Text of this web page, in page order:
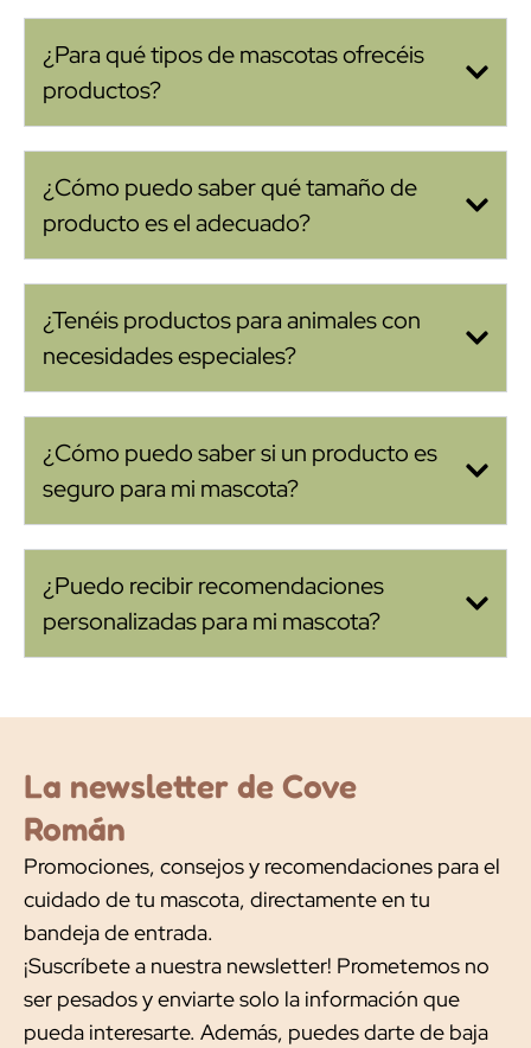
¿Para qué tipos de mascotas ofrecéis
productos?
¿Cómo puedo saber qué tamaño de
producto es el adecuado?
¿Tenéis productos para animales con
necesidades especiales?
¿Cómo puedo saber si un producto es
seguro para mi mascota?
¿Puedo recibir recomendaciones
personalizadas para mi mascota?
La newsletter de Cove
Román
Promociones, consejos y recomendaciones para el
cuidado de tu mascota, directamente en tu
bandeja de entrada.
¡Suscríbete a nuestra newsletter! Prometemos no
ser pesados y enviarte solo la información que
pueda interesarte. Además, puedes darte de baja